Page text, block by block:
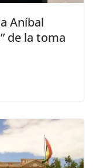
Aníbal
de la toma